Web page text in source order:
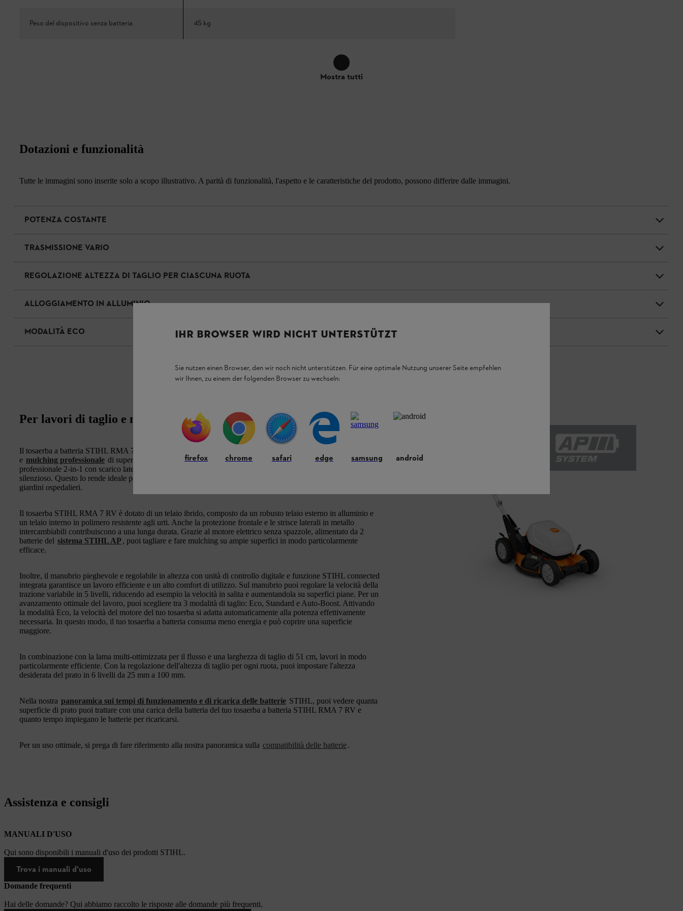
Peso del dispositivo senza batteria 45 kg
Mostra tutti
Dotazioni e funzionalità
Tutte le immagini sono inserite solo a scopo illustrativo. A parità di funzionalità, l'aspetto e le caratteristiche del prodotto, possono differire dalle immagini.
POTENZA COSTANTE
TRASMISSIONE VARIO
REGOLAZIONE ALTEZZA DI TAGLIO PER CIASCUNA RUOTA
ALLOGGIAMENTO IN ALLUMINIO
MODALITÀ ECO
Per lavori di taglio e mulching professionali su superfici di medie
Il tosaerba a batteria STIHL RMA 7 RV con trazione variabile è particolarmente adatto per la falciatura
e mulching professionale di superfici di medie dimensioni con pendenze fino a 18°. Il robusto tosaerba
professionale 2-in-1 con scarico laterale combina un alto comfort di lavoro con elevate prestazioni ed è molto
silenzioso. Questo lo rende ideale per l'uso in aree sensibili al rumore come complessi residenziali, scuole o
giardini ospedalieri.
Il tosaerba STIHL RMA 7 RV è dotato di un telaio ibrido, composto da un robusto telaio esterno in alluminio e
un telaio interno in polimero resistente agli urti. Anche la protezione frontale e le strisce laterali in metallo
intercambiabili contribuiscono a una lunga durata. Grazie al motore elettrico senza spazzole, alimentato da 2
batterie del sistema STIHL AP , puoi tagliare e fare mulching su ampie superfici in modo particolarmente
efficace.
Inoltre, il manubrio pieghevole e regolabile in altezza con unità di controllo digitale e funzione STIHL connected
integrata garantisce un lavoro efficiente e un alto comfort di utilizzo. Sul manubrio puoi regolare la velocità della
trazione variabile in 5 livelli, riducendo ad esempio la velocità in salita e aumentandola su superfici piane. Per un
avanzamento ottimale del lavoro, puoi scegliere tra 3 modalità di taglio: Eco, Standard e Auto-Boost. Attivando
la modalità Eco, la velocità del motore del tuo tosaerba si adatta automaticamente alla potenza effettivamente
necessaria. In questo modo, il tuo tosaerba a batteria consuma meno energia e può coprire una superficie
maggiore.
In combinazione con la lama multi-ottimizzata per il flusso e una larghezza di taglio di 51 cm, lavori in modo
particolarmente efficiente. Con la regolazione dell'altezza di taglio per ogni ruota, puoi impostare l'altezza
desiderata del prato in 6 livelli da 25 mm a 100 mm.
Nella nostra panoramica sui tempi di funzionamento e di ricarica delle batterie STIHL, puoi vedere quanta
superficie di prato puoi trattare con una carica della batteria del tuo tosaerba a batteria STIHL RMA 7 RV e
quanto tempo impiegano le batterie per ricaricarsi.
Per un uso ottimale, si prega di fare riferimento alla nostra panoramica sulla compatibilità delle batterie.
Assistenza e consigli
MANUALI D'USO
Qui sono disponibili i manuali d'uso dei prodotti STIHL.
Trova i manuali d'uso
Domande frequenti
Hai delle domande? Qui abbiamo raccolto le risposte alle domande più frequenti.
IHR BROWSER WIRD NICHT UNTERSTÜTZT
Sie nutzen einen Browser, den wir noch nicht unterstützen. Für eine optimale Nutzung unserer Seite empfehlen
wir Ihnen, zu einem der folgenden Browser zu wechseln:
firefox chrome safari edge samsung android